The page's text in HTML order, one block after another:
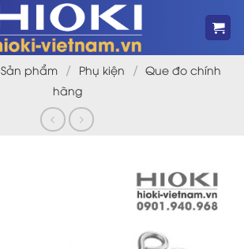
Sản phẩm / Phụ kiện / Que đo chính
hãng